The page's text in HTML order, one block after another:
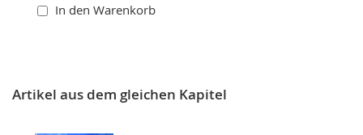
In den Warenkorb
Artikel aus dem gleichen Kapitel